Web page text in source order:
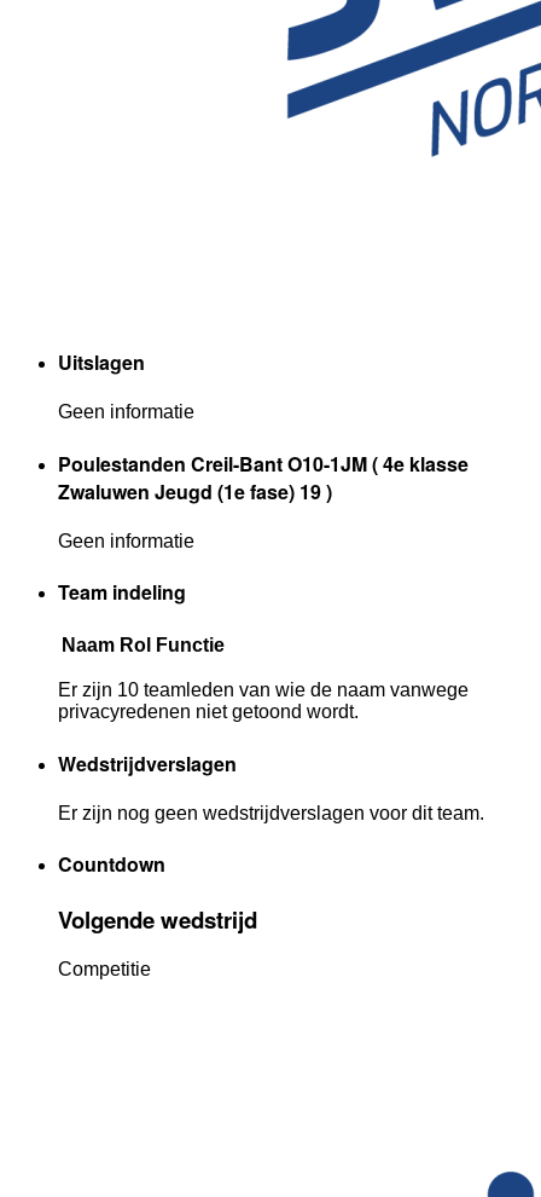
Uitslagen
Geen informatie
Poulestanden Creil-Bant O10-1JM ( 4e klasse
Zwaluwen Jeugd (1e fase) 19 )
Geen informatie
Team indeling
Naam Rol Functie
Er zijn 10 teamleden van wie de naam vanwege
privacyredenen niet getoond wordt.
Wedstrijdverslagen
Er zijn nog geen wedstrijdverslagen voor dit team.
Countdown
Volgende wedstrijd
Competitie